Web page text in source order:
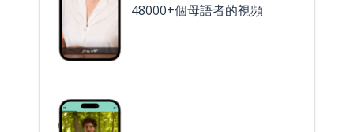
48000+個母語者的視頻